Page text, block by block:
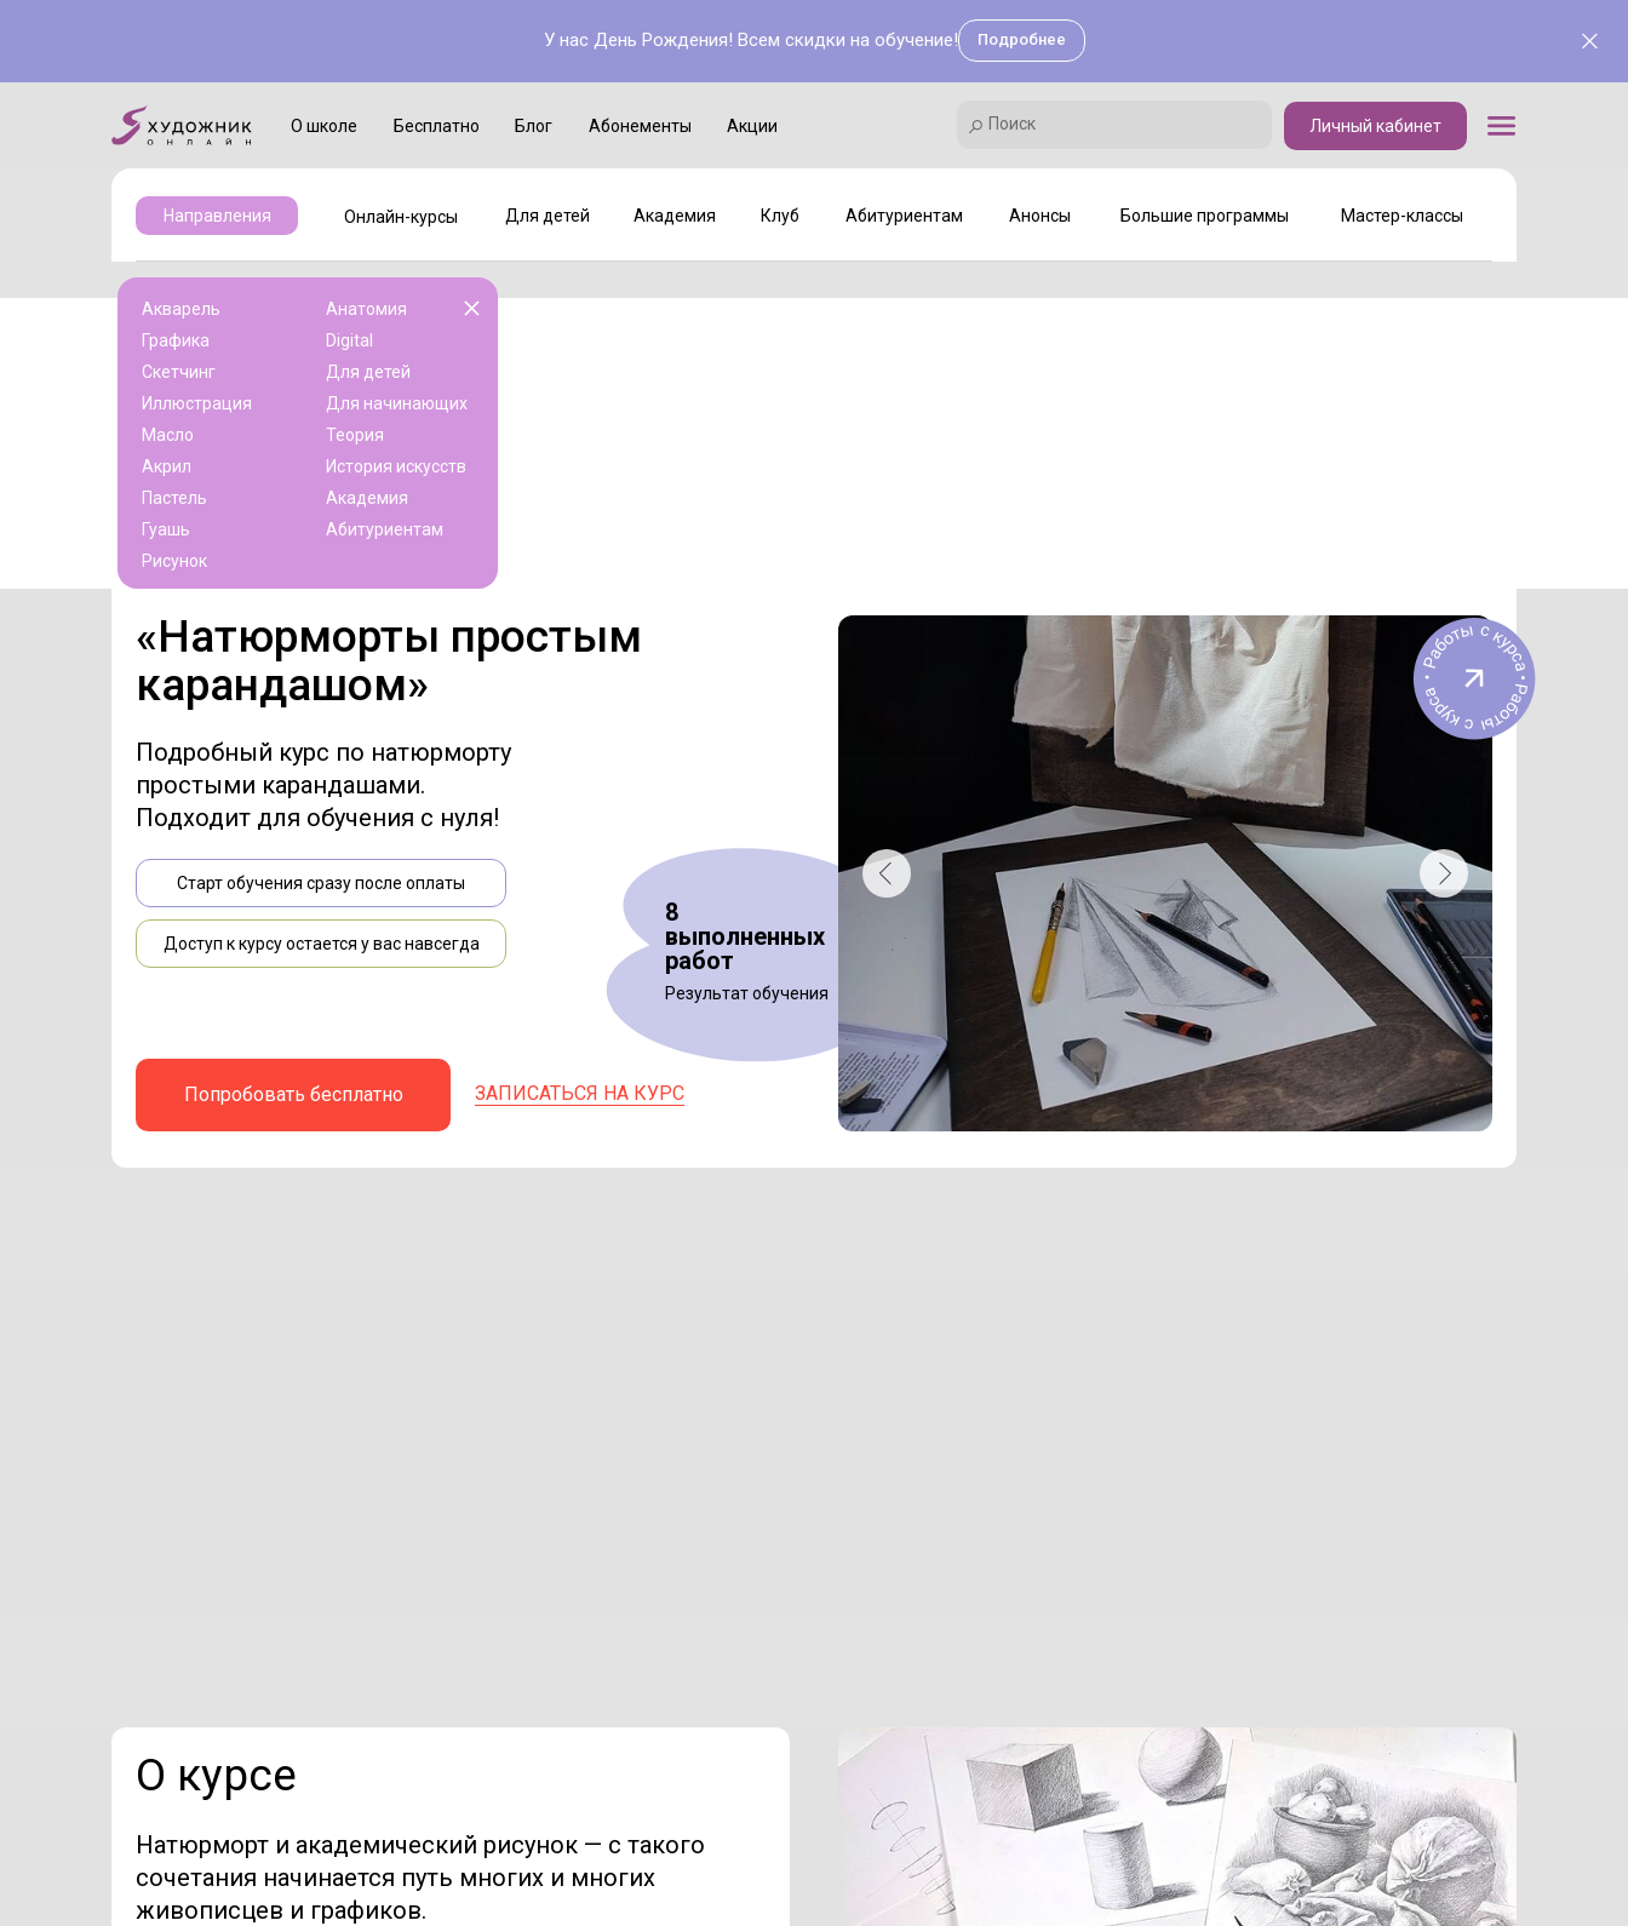
У нас День Рождения! Всем скидки на обучение! Подробнее
Блог Акции
Абонементы
О школе Бесплатно Личный кабинет
Поиск
Мастер-классы
Для детей Академия Клуб Абитуриентам Анонсы Большие программы
Онлайн-курсы
Направления
Поиск
Академия Клуб Мастер-классы
Акварель
Графика
Скетчинг
Иллюстрация
Масло
Акрил
Пастель
Гуашь
Рисунок
Анатомия
Digital
Для детей
Для начинающих
Теория
История искусств
Академия
Абитуриентам
«Натюрморты простым
карандашом»
Подробный курс по натюрморту
простыми карандашами.
Подходит для обучения с нуля!
Попробовать бесплатно ЗАПИСАТЬСЯ НА КУРС
Доступ к курсу остается у вас навсегда
Результат обучения
Старт обучения сразу после оплаты
8
выполненных
работ
О курсе
Натюрморт и академический рисунок — с такого
сочетания начинается путь многих и многих
живописцев и графиков.